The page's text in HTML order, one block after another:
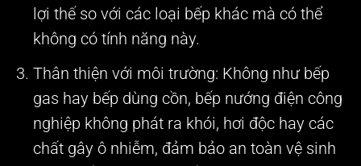
lợi thế so với các loại bếp khác mà có thể
không có tính năng này.
Thân thiện với môi trường: Không như bếp
gas hay bếp dùng cồn, bếp nướng điện công
nghiệp không phát ra khói, hơi độc hay các
chất gây ô nhiễm, đảm bảo an toàn vệ sinh